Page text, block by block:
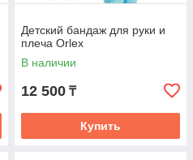
Детский бандаж для руки и
плеча Orlex
В наличии
12 500 ₸
Купить